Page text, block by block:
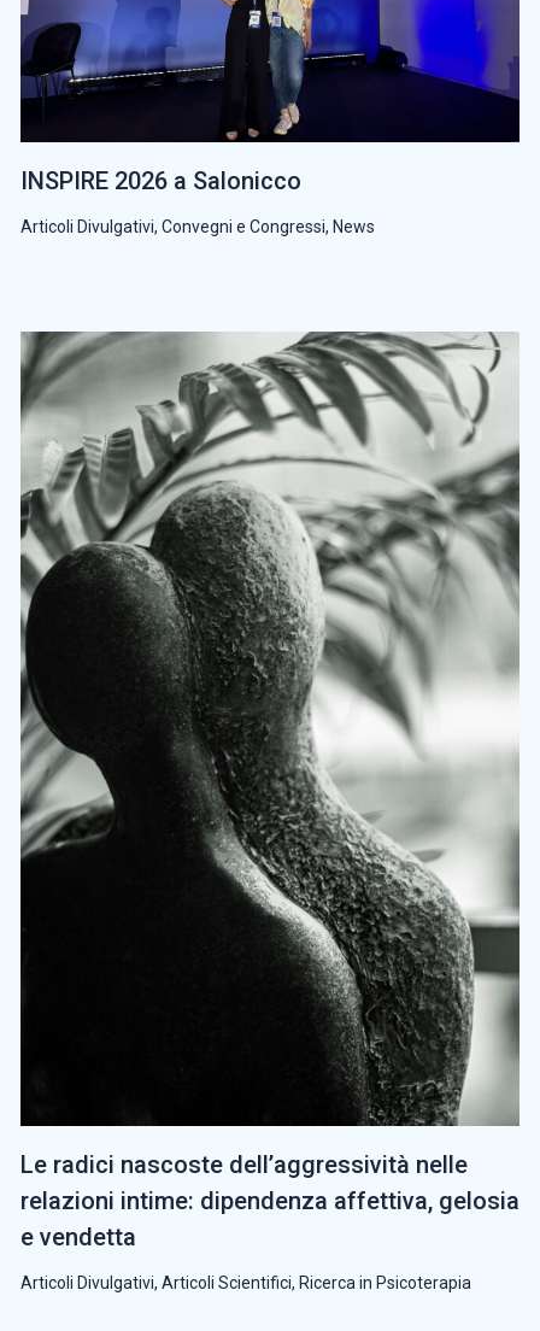
INSPIRE 2026 a Salonicco
Articoli Divulgativi, Convegni e Congressi, News
Le radici nascoste dell’aggressività nelle
relazioni intime: dipendenza affettiva, gelosia
e vendetta
Articoli Divulgativi, Articoli Scientifici, Ricerca in Psicoterapia